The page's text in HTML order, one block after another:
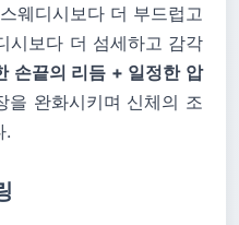
웨디시보다 더 부드럽고
시보다 더 섬세하고 감각
손끝의 리듬 + 일정한 압
을 완화시키며 신체의 조
.